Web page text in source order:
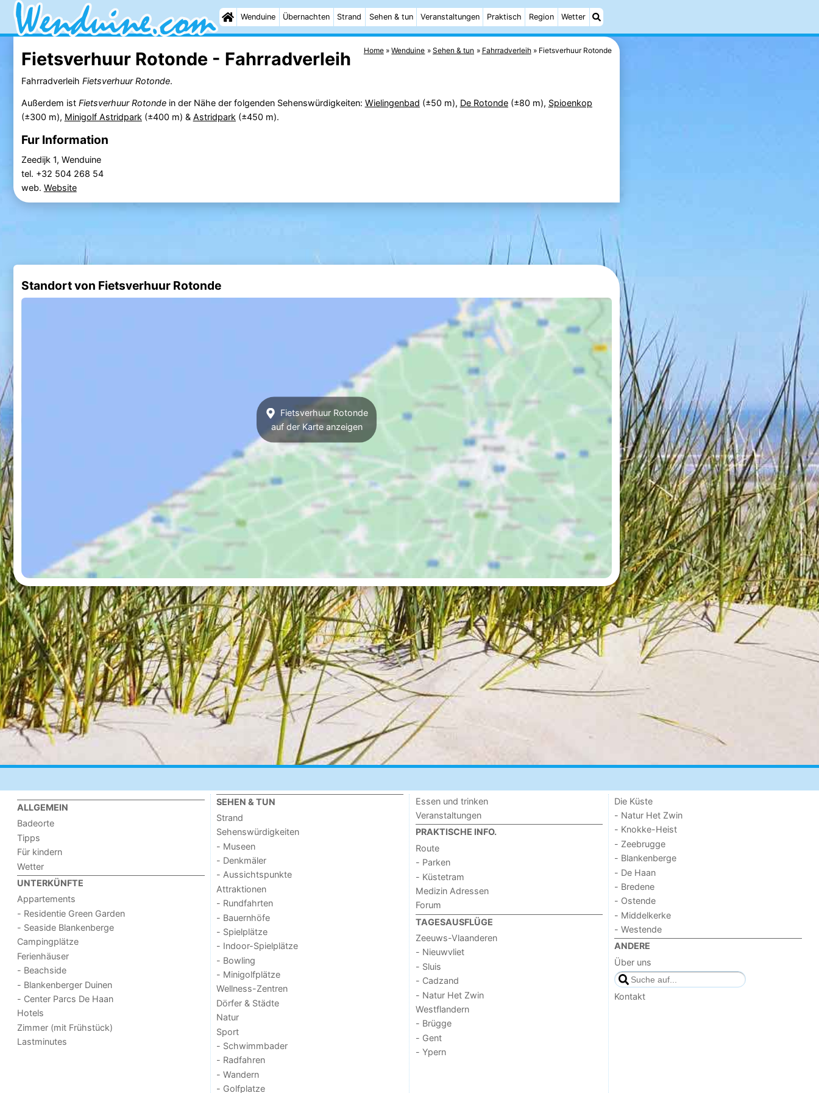
Wenduine Übernachten Strand Sehen & tun Veranstaltungen Praktisch Region Wetter
Home Wenduine Sehen & tun Fahrradverleih Fietsverhuur Rotonde
Fietsverhuur Rotonde - Fahrradverleih
Fahrradverleih Fietsverhuur Rotonde.
Außerdem ist Fietsverhuur Rotondein der Nähe der folgenden Sehenswürdigkeiten: Wielingenbad (±50 m), De Rotonde(±80 m), Spioenkop
(±300 m), Minigolf Astridpark (±400 m) & Astridpark (±450 m).
Fur Information
Zeedijk 1, Wenduine
tel. +32 504 268 54
web. Website
Standort von Fietsverhuur Rotonde
Fietsverhuur Rotonde
auf der Karte anzeigen
ALLGEMEIN
Badeorte
Tipps
Für kindern
Wetter
UNTERKÜNFTE
Appartements
- Residentie Green Garden
- Seaside Blankenberge
Campingplätze
Ferienhäuser
- Beachside
- Blankenberger Duinen
- Center Parcs De Haan
Hotels
Zimmer (mit Frühstück)
Lastminutes
SEHEN & TUN
Strand
Sehenswürdigkeiten
- Museen
- Denkmäler
- Aussichtspunkte
Attraktionen
- Rundfahrten
- Bauernhöfe
- Spielplätze
- Indoor-Spielplätze
- Bowling
- Minigolfplätze
Wellness-Zentren
Dörfer & Städte
Natur
Sport
- Schwimmbader
- Radfahren
- Wandern
- Golfplatze
Essen und trinken
Veranstaltungen
PRAKTISCHE INFO.
Route
- Parken
- Küstetram
Medizin Adressen
Forum
TAGESAUSFLÜGE
Zeeuws-Vlaanderen
- Nieuwvliet
- Sluis
- Cadzand
- Natur Het Zwin
Westflandern
- Brügge
- Gent
- Ypern
Die Küste
- Natur Het Zwin
- Knokke-Heist
- Zeebrugge
- Blankenberge
- De Haan
- Bredene
- Ostende
- Middelkerke
- Westende
ANDERE
Über uns
Kontakt